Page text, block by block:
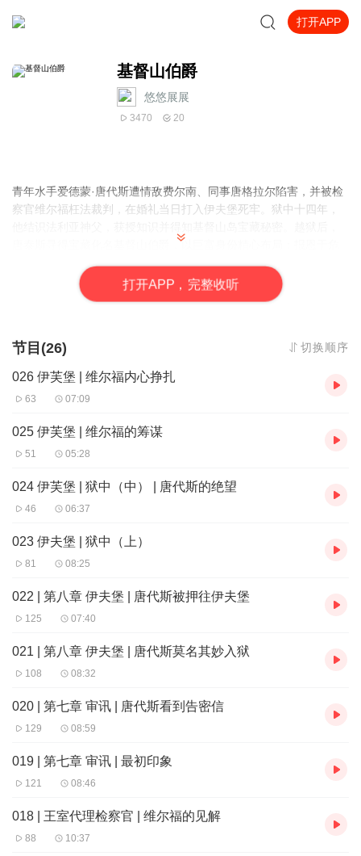
打开APP
基督山伯爵
悠悠展展
3470 20
青年水手爱德蒙·唐代斯遭情敌费尔南、同事唐格拉尔陷害，并被检
察官维尔福枉法裁判，在婚礼当日打入伊夫堡死牢。狱中十四年，
唐泰斯寻得宝藏化名基督山伯爵，以巨富身份精心布局：报恩于危
荣致其自杀，令唐格拉尔破产疯癫，使维尔福身败名裂家破人亡。
最终，伯爵携养女海蒂远走天涯，留下“等待与希望”的生命箴言。
打开APP，完整收听
节目(26) 切换顺序
026 伊芙堡 | 维尔福内心挣扎
63 07:09
025 伊芙堡 | 维尔福的筹谋
51 05:28
024 伊芙堡 | 狱中（中） | 唐代斯的绝望
46 06:37
023 伊夫堡 | 狱中（上）
81 08:25
022 | 第八章 伊夫堡 | 唐代斯被押往伊夫堡
125 07:40
021 | 第八章 伊夫堡 | 唐代斯莫名其妙入狱
108 08:32
020 | 第七章 审讯 | 唐代斯看到告密信
129 08:59
019 | 第七章 审讯 | 最初印象
121 08:46
018 | 王室代理检察官 | 维尔福的见解
88 10:37